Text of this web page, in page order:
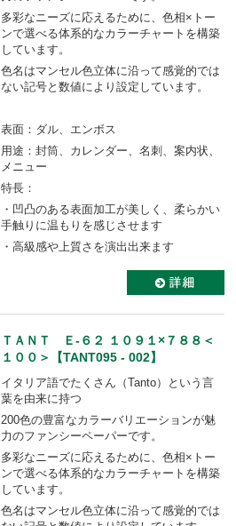
多彩なニーズに応えるために、色相×トー
ンで選べる体系的なカラーチャートを構築
しています。
色名はマンセル色立体に沿って感覚的では
ない記号と数値により設定しています。
表面：ダル、エンボス
用途：封筒、カレンダー、名刺、案内状、
メニュー
特長：
・凹凸のある表面加工が美しく、柔らかい
手触りに温もりを感じさせます
・高級感や上質さを演出出来ます
ＴＡＮＴ Ｅ-６２ １０９１×７８８＜
１００＞【TANT095 - 002】
イタリア語でたくさん（Tanto）という言
葉を由来に持つ
200色の豊富なカラーバリエーションが魅
力のファンシーペーパーです。
多彩なニーズに応えるために、色相×トー
ンで選べる体系的なカラーチャートを構築
しています。
色名はマンセル色立体に沿って感覚的では